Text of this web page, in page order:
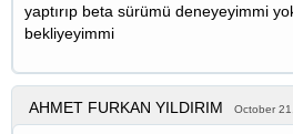
yaptırıp beta sürümü deneyeyimmi
bekliyeyimmi
AHMET FURKAN YILDIRIM October